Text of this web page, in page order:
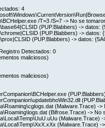
4
/T=3 /S=7 -> No se
(PUP.Blabbers) ->
(PUP.Blabbers) ->
(PUP.Blabbers) -> datos:
Detectados: 0
maliciosos)
maliciosos)
(Malware.Trace) ->
(Bifrose.Trace) -> No
(Malware.Trace)
(Malware.Trace) -